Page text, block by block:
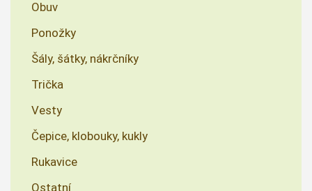
Obuv
Ponožky
Šály, šátky, nákrčníky
Trička
Vesty
Čepice, klobouky, kukly
Rukavice
Ostatní